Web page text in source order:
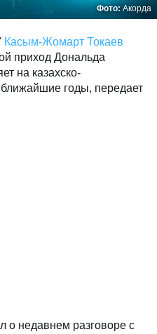
Фото: Акорда
Касым-Жомарт Токаев
приход Дональда
на казахско-
годы, передает
о недавнем разговоре с